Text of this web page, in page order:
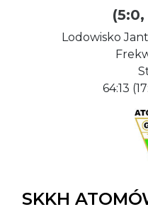
(5:0,
Lodowisko
64:13
SKKH